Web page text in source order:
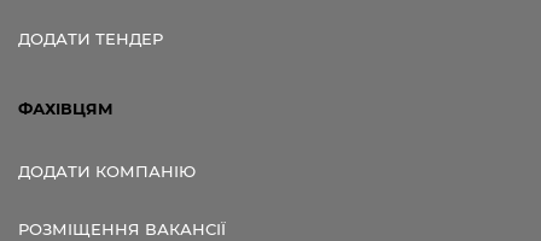
ДОДАТИ ТЕНДЕР
ФАХІВЦЯМ
ДОДАТИ КОМПАНІЮ
РОЗМІЩЕННЯ ВАКАНСІЇ